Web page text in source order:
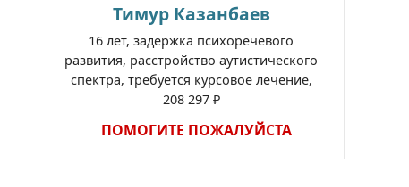
Тимур Казанбаев
16 лет, задержка психоречевого
развития, расстройство аутистического
спектра, требуется курсовое лечение,
208 297 ₽
ПОМОГИТЕ ПОЖАЛУЙСТА